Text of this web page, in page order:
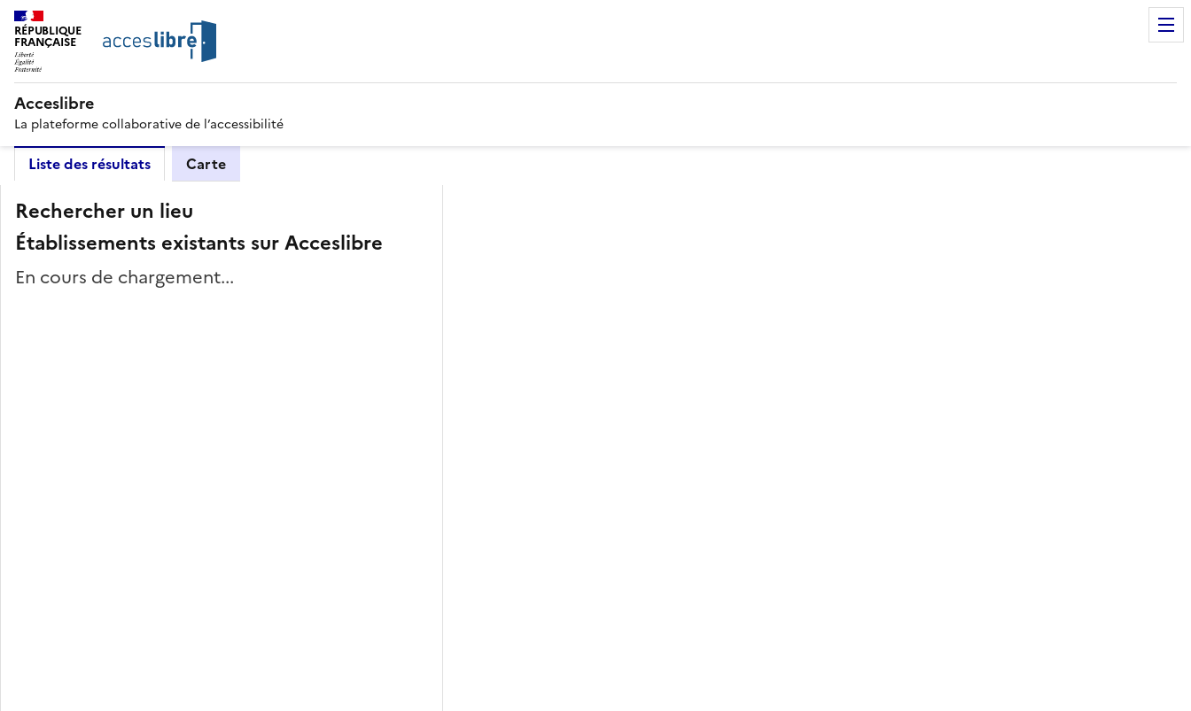
RÉPUBLIQUE
FRANÇAISE
Acceslibre
La plateforme collaborative de l’accessibilité
Liste des résultats Carte
Rechercher un lieu
Établissements existants sur Acceslibre
En cours de chargement...